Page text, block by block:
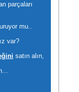
parçaları
mu..
var?
satın alın,